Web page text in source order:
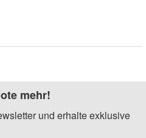
mehr!
und erhalte exklusive